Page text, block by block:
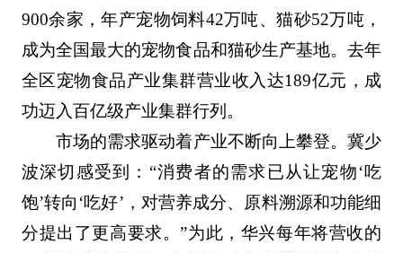
900余家，年产宠物饲料42万吨、猫砂52万吨，
成为全国最大的宠物食品和猫砂生产基地。去年
全区宠物食品产业集群营业收入达189亿元，成
功迈入百亿级产业集群行列。
市场的需求驱动着产业不断向上攀登。冀少
波深切感受到：“消费者的需求已从让宠物‘吃
饱’转向‘吃好’，对营养成分、原料溯源和功能细
分提出了更高要求。”为此，华兴每年将营收的